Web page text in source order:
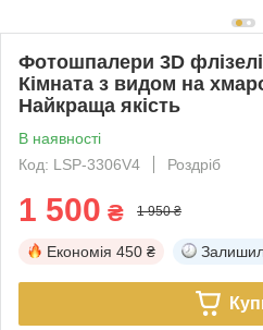
Фотошпалери 3D
Кімната з видом на
Найкраща якість
В наявності
Код: LSP-3306V4
Роздріб
1 500 ₴ 1 950 ₴
Економія 450 ₴